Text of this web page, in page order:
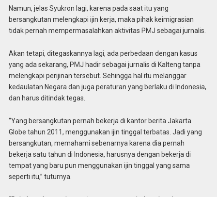
Namun, jelas Syukron lagi, karena pada saat itu yang
bersangkutan melengkapi ijin kerja, maka pihak keimigrasian
tidak pernah mempermasalahkan aktivitas PMJ sebagai jurnalis.
Akan tetapi, ditegaskannya lagi, ada perbedaan dengan kasus
yang ada sekarang, PMJ hadir sebagai jurnalis di Kalteng tanpa
melengkapi perijinan tersebut. Sehingga hal itu melanggar
kedaulatan Negara dan juga peraturan yang berlaku di Indonesia,
dan harus ditindak tegas.
“Yang bersangkutan pernah bekerja di kantor berita Jakarta
Globe tahun 2011, menggunakan ijin tinggal terbatas. Jadi yang
bersangkutan, memahami sebenarnya karena dia pernah
bekerja satu tahun di Indonesia, harusnya dengan bekerja di
tempat yang baru pun menggunakan ijin tinggal yang sama
seperti itu,” tuturnya.